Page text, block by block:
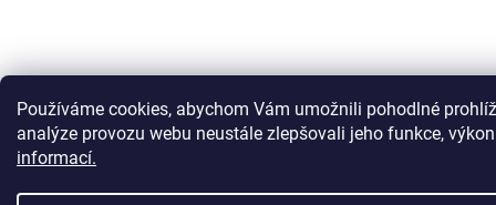
Používáme cookies, abychom Vám umožnili pohodlné
analýze provozu webu neustále zlepšovali jeho funkce,
informací.